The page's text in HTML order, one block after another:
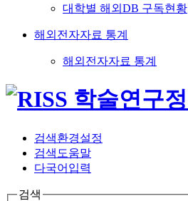
대학별 해외DB 구독현황
해외전자자료 통계
해외전자자료 통계
검색환경설정
검색도움말
다국어입력
검색